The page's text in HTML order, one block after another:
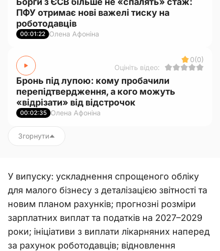
ПФУ отримає нові важелі тиску на
роботодавців
00:01:22 Олена Афоніна
0(0)
Оцініть відео:
Бронь під лупою: кому пробачили
перепідтвердження, а кого можуть
«відрізати» від відстрочок
00:02:35 Олена Афоніна
Згорнути
У випуску: ускладнення спрощеного обліку
для малого бізнесу з деталізацією звітності та
новим планом рахунків; прогнозні розміри
зарплатних виплат та податків на 2027–2029
роки; ініціативи з виплати лікарняних наперед
за рахунок роботодавців; відновлення